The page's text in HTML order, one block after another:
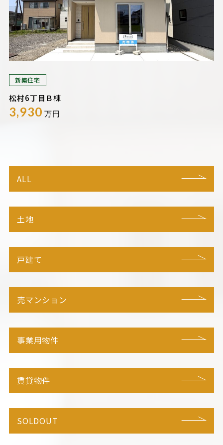
新築住宅
松村6丁目Ｂ棟
3,930 万円
ALL
土地
戸建て
売マンション
事業用物件
賃貸物件
SOLDOUT